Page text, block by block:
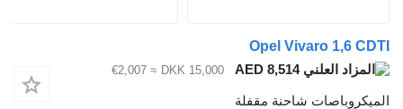
Opel Vivaro 1,6
AED 8,514
DKK 15,000
≈ €2,007
شاحنة مقفلة